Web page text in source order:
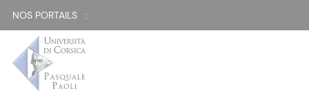
NOS PORTAILS :